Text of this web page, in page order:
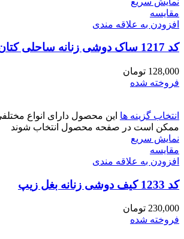
مقايسه
افزودن به علاقه مندی
کد 1217 ساک دوشی زنانه ساحلی کتان
128,000 تومان
فروخته شده
انتخاب گزینه ها این محصول دارای انواع
ممکن است در صفحه محصول انتخاب شوند
نمایش سریع
مقايسه
افزودن به علاقه مندی
کد 1233 کیف دوشی زنانه بغل زیپ
230,000 تومان
فروخته شده